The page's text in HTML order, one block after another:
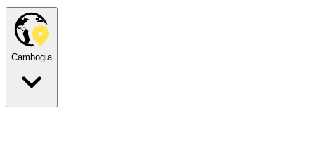
Cambogia